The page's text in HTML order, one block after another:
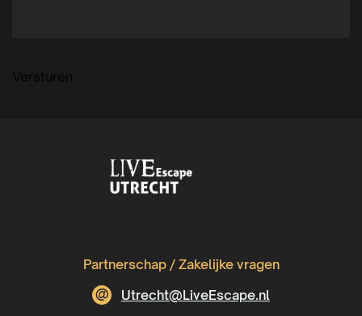
Versturen
Partnerschap / Zakelijke vragen
@
Utrecht@LiveEscape.nl